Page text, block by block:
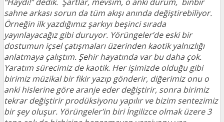
sahne arkası sorun da tüm akışı anında değiştirebiliyor.
Örneğin ilk yazdığımız şarkıyı beşinci sırada
yayınlayacağız gibi duruyor. Yörüngeler’de eski bir
dostumun içsel çatışmaları üzerinden kaotik yalnızlığı
anlatmaya çalıştım. Şehir hayatında var bu daha çok.
Yaratım sürecimiz de kaotik. Her işimizde olduğu gibi
birimiz müzikal bir fikir yazıp gönderir, diğerimiz onu o
anki hislerine göre aranje eder değiştirir, sonra birimiz
tekrar değiştirir prodüksiyonu yapılır ve bizim sentezimiz
bir şey oluşur. Yörüngeler’in biri İngilizce olmak üzere 3